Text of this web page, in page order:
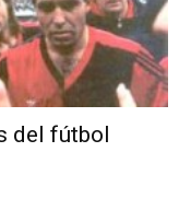
del fútbol